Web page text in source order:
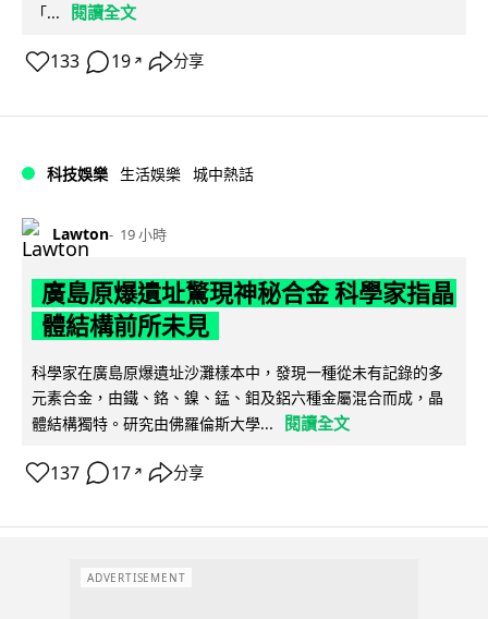
「...
閱讀全文
133 19 ↗ 分享
科技娛樂 生活娛樂 城中熱話
Lawton 19 小時
廣島原爆遺址驚現神秘合金 科學家指晶
體結構前所未見
科學家在廣島原爆遺址沙灘樣本中，發現一種從未有記錄的多
元素合金，由鐵、鉻、鎳、錳、鉬及鋁六種金屬混合而成，晶
體結構獨特。研究由佛羅倫斯大學...
閱讀全文
137 17 ↗ 分享
ADVERTISEMENT